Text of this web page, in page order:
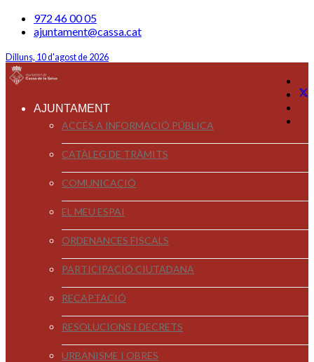
972 46 00 05
ajuntament@cassa.cat
Dilluns, 10 d'agost de 2026
AJUNTAMENT
ACCÉS A INFORMACIÓ PÚBLICA
CATÀLEG DE TRÀMITS
COMUNICACIÓ
EL MEU ESPAI
ORDENANCES FISCALS
PARTICIPACIÓ CIUTADANA
RECAPTACIÓ
RESOLUCIONS I DECRETS
URBANISME I OBRES